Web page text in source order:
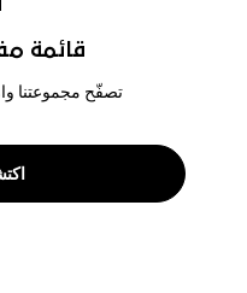
قائمة
تصفّح مجموعتنا